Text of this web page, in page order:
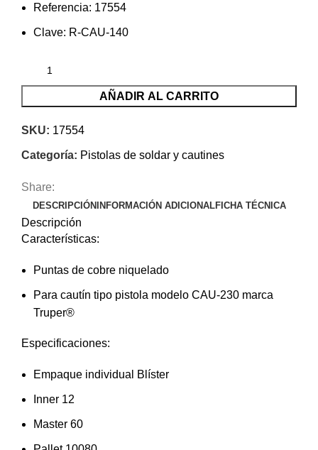
Referencia: 17554
Clave: R-CAU-140
AÑADIR AL CARRITO
SKU: 17554
Categoría: Pistolas de soldar y cautines
Share:
DESCRIPCIÓNINFORMACIÓN ADICIONALFICHA TÉCNICA
Descripción
Características:
Puntas de cobre niquelado
Para cautín tipo pistola modelo CAU-230 marca
Truper®
Especificaciones:
Empaque individual Blíster
Inner 12
Master 60